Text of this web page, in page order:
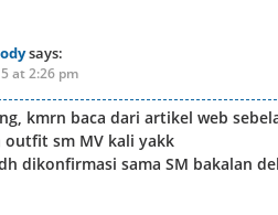
says:
at 2:26 pm
kmrn baca dari artikel web
outfit sm MV kali yakk
dikonfirmasi sama SM bakalan